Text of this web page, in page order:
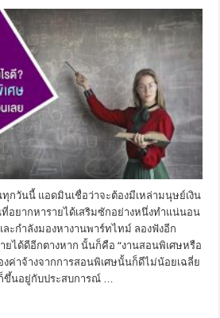
กวันนี้ แอดมินเชื่อว่าจะต้องมีเหล่ามนุษย์เงิน
อยากหารายได้เสริมซักอย่างหนึ่งทำแน่นอน
ละกำลังมองหางานพาร์ทไทม์ ลองฟังอีก
ยได้ดีอีกตางหาก นั้นก็คือ “งานสอนพิเศษหรือ
องค่าจ้างจากการสอนพิเศษนั้นก็ดีไม่น้อยเฉลี่ย
ขึ้นอยู่กับประสบการณ์ …